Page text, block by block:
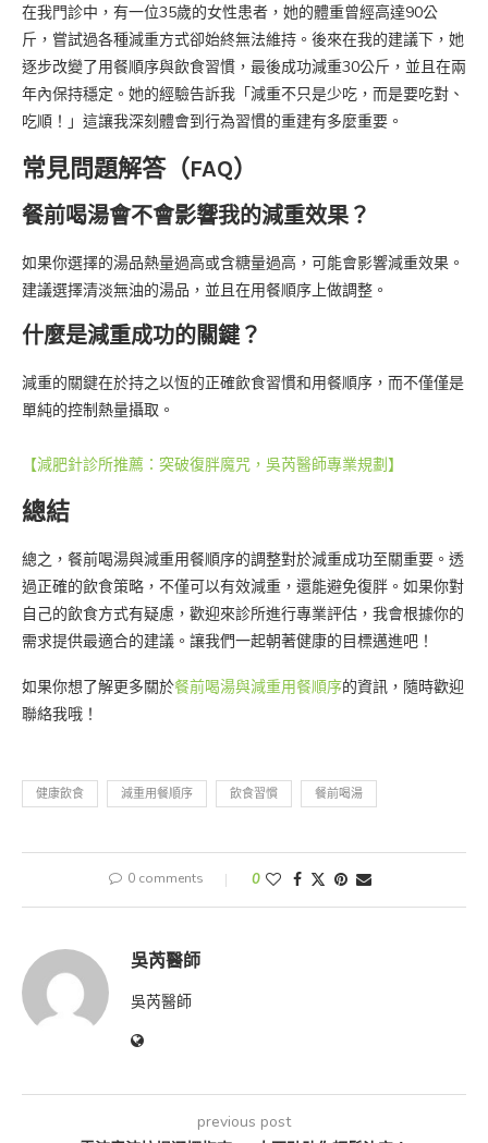
在我門診中，有一位35歲的女性患者，她的體重曾經高達90公
斤，嘗試過各種減重方式卻始終無法維持。後來在我的建議下，她
逐步改變了用餐順序與飲食習慣，最後成功減重30公斤，並且在兩
年內保持穩定。她的經驗告訴我「減重不只是少吃，而是要吃對、
吃順！」這讓我深刻體會到行為習慣的重建有多麼重要。
常見問題解答（FAQ）
餐前喝湯會不會影響我的減重效果？
如果你選擇的湯品熱量過高或含糖量過高，可能會影響減重效果。
建議選擇清淡無油的湯品，並且在用餐順序上做調整。
什麼是減重成功的關鍵？
減重的關鍵在於持之以恆的正確飲食習慣和用餐順序，而不僅僅是
單純的控制熱量攝取。
【減肥針診所推薦：突破復胖魔咒，吳芮醫師專業規劃】
總結
總之，餐前喝湯與減重用餐順序的調整對於減重成功至關重要。透
過正確的飲食策略，不僅可以有效減重，還能避免復胖。如果你對
自己的飲食方式有疑慮，歡迎來診所進行專業評估，我會根據你的
需求提供最適合的建議。讓我們一起朝著健康的目標邁進吧！
如果你想了解更多關於餐前喝湯與減重用餐順序的資訊，隨時歡迎
聯絡我哦！
健康飲食 減重用餐順序 飲食習慣 餐前喝湯
0 comments 0
吳芮醫師
吳芮醫師
previous post